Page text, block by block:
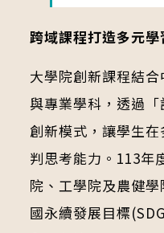
跨域課程打造多元學
大學院創新課程結
與專業學科，透過
創新模式，讓學生
判思考能力。113年
院、工學院及農健
國永續發展目標